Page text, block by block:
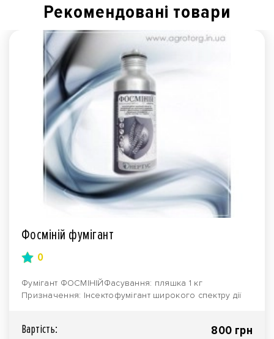
Рекомендованi товари
Фосміній фумігант
0
Фумігант ФОСМІНІЙФасування: пляшка 1 кг
Призначення: Інсектофумігант широкого спектру дії
Вартiсть: 800 грн